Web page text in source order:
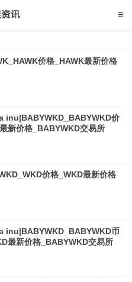
价格_HAWK最新价格
inu|BABYWKD_BABYWKD价
新价格_BABYWKD交易所
价格_WKD最新价格
inu|BABYWKD_BABYWKD币
最新价格_BABYWKD交易所